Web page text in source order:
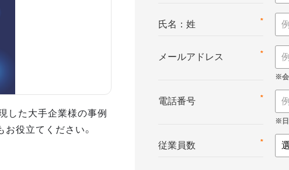
した大手企業様の事例
役立てください。
*
氏名：姓
*
メールアドレス
*
電話番号
*
従業員数